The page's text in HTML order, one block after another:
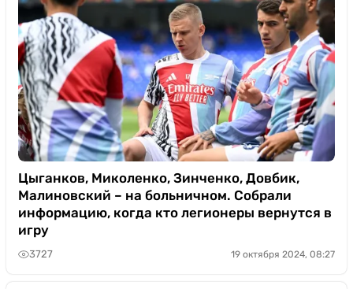
Цыганков, Миколенко, Зинченко, Довбик,
Малиновский – на больничном. Собрали
информацию, когда кто легионеры вернутся в
игру
3727 19 октября 2024, 08:27